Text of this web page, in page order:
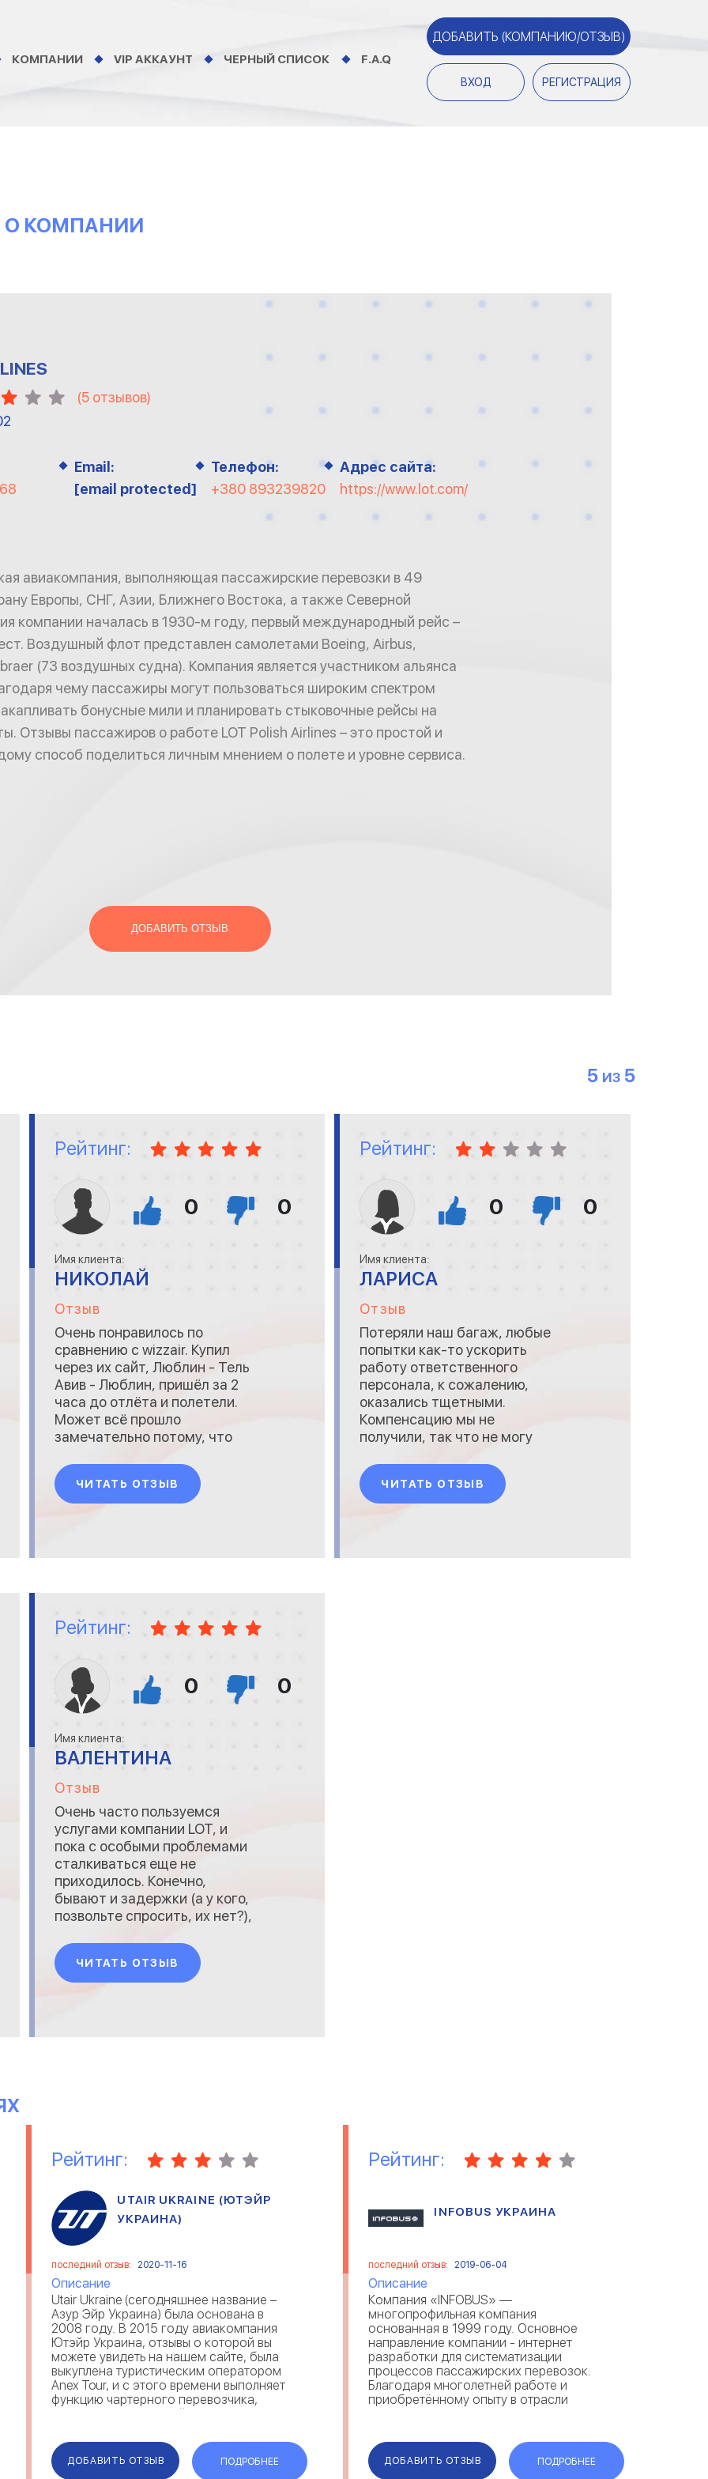
КОМПАНИИ VIP АККАУНТ ЧЕРНЫЙ СПИСОК F.A.Q
ДОБАВИТЬ (КОМПАНИЮ/ОТЗЫВ)
ВХОД РЕГИСТРАЦИЯ
О КОМПАНИИ
(5 отзывов)
Email:
[email protected]
Телефон:
+380 893239820
Адрес сайта:
https://www.lot.com/
авиакомпания, выполняющая пассажирские перевозки в 49
Европы, СНГ, Азии, Ближнего Востока, а также Северной
компании началась в 1930-м году, первый международный рейс –
Воздушный флот представлен самолетами Boeing, Airbus,
(73 воздушных судна). Компания является участником альянса
чему пассажиры могут пользоваться широким спектром
бонусные мили и планировать стыковочные рейсы на
Отзывы пассажиров о работе LOT Polish Airlines – это простой и
способ поделиться личным мнением о полете и уровне сервиса.
ДОБАВИТЬ ОТЗЫВ
5 ИЗ 5
Рейтинг:
0 0
Имя клиента:
НИКОЛАЙ
Отзыв
Очень понравилось по
сравнению с wizzair. Купил
через их сайт, Люблин - Тель
Авив - Люблин, пришёл за 2
часа до отлёта и полетели.
Может всё прошло
замечательно потому, что
балов. Стюардессы
нормальные, шоко и напитки.
ЧИТАТЬ ОТЗЫВ
Рейтинг:
0 0
Имя клиента:
ЛАРИСА
Отзыв
Потеряли наш багаж, любые
попытки как-то ускорить
работу ответственного
персонала, к сожалению,
оказались тщетными.
Компенсацию мы не
получили, так что не могу
компанию.
ЧИТАТЬ ОТЗЫВ
Рейтинг:
0 0
Имя клиента:
ВАЛЕНТИНА
Отзыв
Очень часто пользуемся
услугами компании LOT, и
пока с особыми проблемами
сталкиваться еще не
приходилось. Конечно,
бывают и задержки (а у кого,
позвольте спросить, их нет?),
Очень хотелось бы, чтобы и
отечественные перевозчики
брали пример с таких
ЧИТАТЬ ОТЗЫВ
Рейтинг:
UTAIR UKRAINE (ЮТЭЙР
УКРАИНА)
последний отзыв: 2020-11-16
Описание
Utair Ukraine (сегодняшнее название –
Азур Эйр Украина) была основана в
2008 году. В 2015 году авиакомпания
Ютэйр Украина, отзывы о которой вы
можете увидеть на нашем сайте, была
выкуплена туристическим оператором
Anex Tour, и с этого времени выполняет
функцию чартерного перевозчика,
соединяя маршрутной сетью города
и Запорожье) с...
ДОБАВИТЬ ОТЗЫВ ПОДРОБНЕЕ
Рейтинг:
INFOBUS УКРАИНА
последний отзыв: 2019-06-04
Описание
Компания «INFOBUS» —
многопрофильная компания
основанная в 1999 году. Основное
направление компании - интернет
разработки для систематизации
процессов пассажирских перевозок.
Благодаря многолетней работе и
приобретённому опыту в отрасли
INFOBUS представляет интересы и
является партнёром множества межд...
ДОБАВИТЬ ОТЗЫВ ПОДРОБНЕЕ